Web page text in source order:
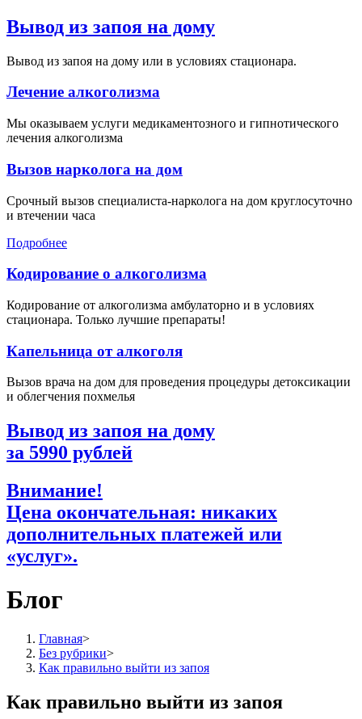
Вывод из запоя на дому
Вывод из запоя на дому или в условиях стационара.
Лечение алкоголизма
Мы оказываем услуги медикаментозного и гипнотического
лечения алкоголизма
Вызов нарколога на дом
Срочный вызов специалиста-нарколога на дом круглосуточно
и втечении часа
Подробнее
Кодирование о алкоголизма
Кодирование от алкоголизма амбулаторно и в условиях
стационара. Только лучшие препараты!
Капельница от алкоголя
Вызов врача на дом для проведения процедуры детоксикации
и облегчения похмелья
Вывод из запоя на дому
за 5990 рублей
Внимание!
Цена окончательная: никаких
дополнительных платежей или
«услуг».
Блог
Главная>
Без рубрики>
Как правильно выйти из запоя
Как правильно выйти из запоя